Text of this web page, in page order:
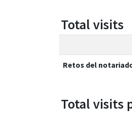
Total visits
Retos del
Total visits